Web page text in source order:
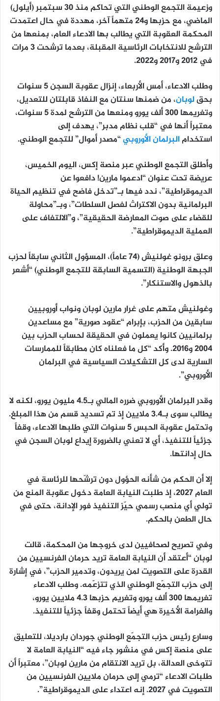
وزعيمة التجمع الوطني التي تحاكم منذ 30 سبتمبر (أيلول)
الماضي، مع حزبها و24 متهماً آخر، مهددة في حال اعتمدت
المحكمة العقوبة التي يطالب بها الادعاء العام، بمنعها من
الترشح للانتخابات الرئاسية المقبلة، بعدما ترشحت 3 مرات
في 2012 و2017 و2022.
وطلب الادعاء، أمس الأربعاء، إنزال عقوبة السجن 5 سنوات
بحقلوبان، من ضمنها سنتان مع النفاذ قابلتان للتعديل،
وتغريمها 300 ألف يورو ومنعها من الترشح لمدة 5 سنوات،
معتبراً أنها في “قلب نظام مدبر”، يهدف إلى
استخدامالبرلمان الأوروبي“مصدر أموال” للتجمع الوطني.
وأطلق التجمع الوطني عبر منصة إكس، اليوم الخميس،
عريضة تحت عنوان “ادعموا مارين! دافعوا عن
الديموقراطية”، ندد فيها بـ”تدخل فاضح في تنظيم الحياة
البرلمانية بدون الاكتراث لفصل السلطات”، وبـ”محاولة
للقضاء على صوت المعارضة الحقيقية”، و”الالتفاف على
العملية الديموقراطية”.
وعلق برونو غولنيش (74 عاماً)، المسؤول الثاني سابقاً لحزب
الجبهة الوطنية (التسمية السابقة للتجمع الوطني) “أشعر
بالذهول والاستنكار”.
وغولنيش متهم على غرار مارين لوبان ونواب أوروبيين
سابقين من الحزب، بإبرام “عقود صورية” مع مساعدين
برلمانيين كانوا يعملون في الحقيقة لحساب الحزب بين
2004 و2016. وأكد “كل ما فعلناه كان مطابقاً للممارسات
السارية لدى كل التشكيلات السياسية في البرلمان
الأوروبي”.
وقدر البرلمان الأوروبي ضرره المالي بـ4.5 مليون يورو، لكنه لا
يطالب سوى بـ3.4 ملايين إذ تم تسديد قسم من هذا المبلغ.
وتحتمل عقوبة الحبس 5 سنوات التي طلبها الادعاء، وقفاً
جزئياً للتنفيذ، أي لا تعني بالضرورة إيداع لوبان السجن في
حال إدانتها.
إلا أن الحكم من شأنه الحؤول دون ترشّحها للرئاسة في
العام 2027، إذ طلبت النيابة العامة دخول عقوبة المنع من
تولي أي منصب رسمي حيّز التنفيذ فور الإدانة، حتى في
حال الطعن بالحكم.
وفي تصريح لصحافيين لدى خروجها من المحكمة، قالت
لوبان “أعتقد أن النيابة العامة تريد حرمان الفرنسيين من
القدرة على التصويت لمن يريدون، وتدمير الحزب”، في إشارة
إلى حزب التجمّع الوطني الذي تتزعّمه. وطلب الادعاء
تغريمها 300 ألف يورو وتغريم حزبها 4.3 ملايين يورو،
والغرامة الأخيرة هي أيضاً تحتمل وقفاً جزئياً للتنفيذ.
وسارع رئيس حزب التجمّع الوطني جوردان بارديلا، للتعليق
على منصة إكس في منشور جاء فيه “النيابة العامة لا
تتوخى العدالة، بل تريد الانتقام من مارين لوبان”، معتبراً أن
طلبات الادعاء “ترمي إلى حرمان ملايين الفرنسيين من
التصويت في 2027. إنه اعتداء على الديموقراطية”.